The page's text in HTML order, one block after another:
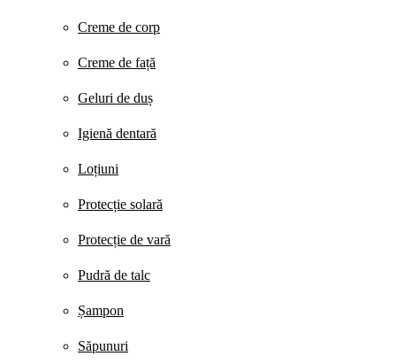
Creme de corp
Creme de față
Geluri de duș
Igienă dentară
Loțiuni
Protecție solară
Protecție de vară
Pudră de talc
Șampon
Săpunuri